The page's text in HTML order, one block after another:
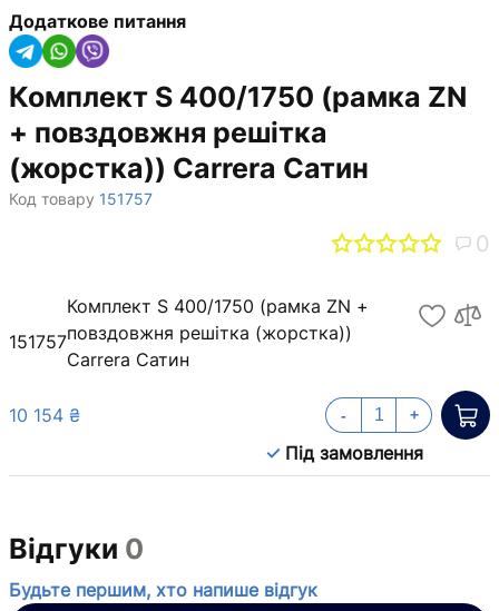
Додаткове питання
Комплект S 400/1750 (рамка ZN
+ повздовжня решітка
(жорстка)) Carrera Сатин
Код товару 151757
0
151757
Комплект S 400/1750 (рамка ZN +
повздовжня решітка (жорстка))
Carrera Сатин
10 154 ₴
Під замовлення
- +
Відгуки 0
Будьте першим, хто напише відгук